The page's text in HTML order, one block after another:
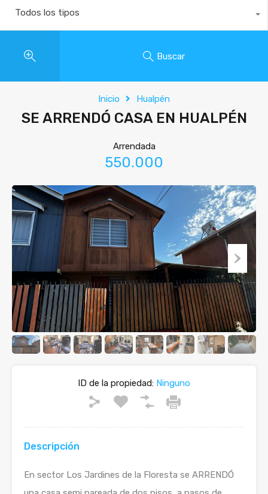
Todos los tipos
Buscar
Inicio Hualpén
SE ARRENDÓ CASA EN HUALPÉN
Arrendada
550.000
ID de la propiedad: Ninguno
Descripción
En sector Los Jardines de la Floresta se ARRENDÓ